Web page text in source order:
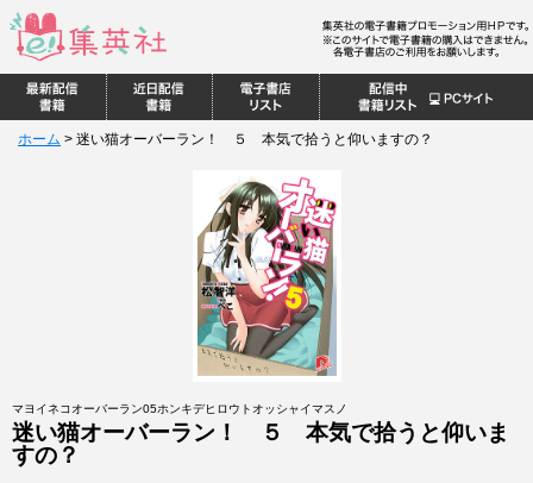
ホーム > 迷い猫オーバーラン！ ５ 本気で拾うと仰いますの？
マヨイネコオーバーラン05ホンキデヒロウトオッシャイマスノ
迷い猫オーバーラン！ ５ 本気で拾うと仰いま
すの？